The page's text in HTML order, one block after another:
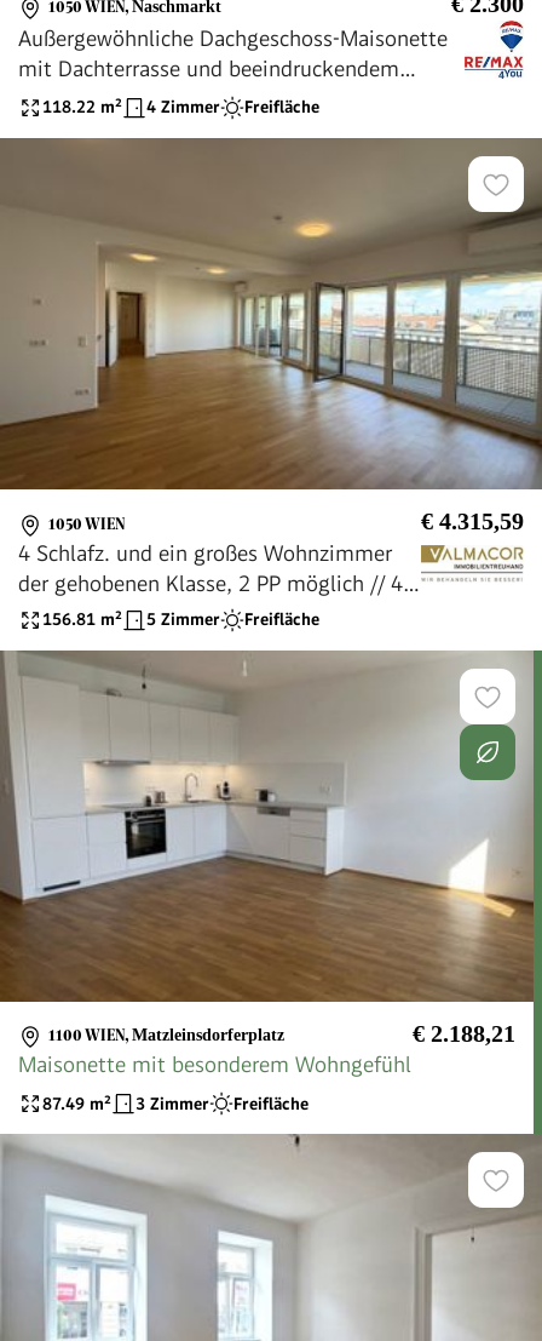
1050 WIEN, Naschmarkt
Außergewöhnliche Dachgeschoss-Maisonette
mit Dachterrasse und beeindruckendem
Wienblick nahe Naschmarkt
118.22 m² 4 Zimmer Freifläche
1050 WIEN € 4.315,59
4 Schlafz. und ein großes Wohnzimmer
der gehobenen Klasse, 2 PP möglich // 4
bedr. and a large, upscale living, 2
156.81 m² 5 Zimmer Freifläche
1100 WIEN, Matzleinsdorferplatz € 2.188,21
Maisonette mit besonderem Wohngefühl
87.49 m² 3 Zimmer Freifläche